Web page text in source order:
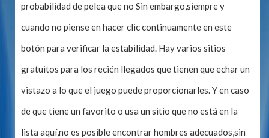
probabilidad de pelea que no Sin embargo,siempre y
cuando no piense en hacer clic continuamente en este
botón para verificar la estabilidad. Hay varios sitios
gratuitos para los recién llegados que tienen que echar un
vistazo a lo que el juego puede proporcionarles. Y en caso
de que tiene un favorito o usa un sitio que no está en la
lista aquí,no es posible encontrar hombres adecuados,sin